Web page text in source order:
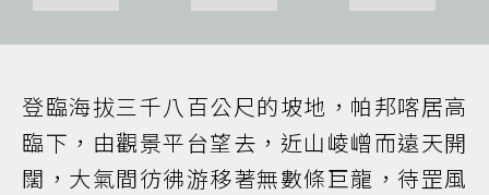
登臨海拔三千八百公尺的坡地，帕邦喀居高
臨下，由觀景平台望去，近山崚嶒而遠天開
闊，大氣間彷彿游移著無數條巨龍，待罡風